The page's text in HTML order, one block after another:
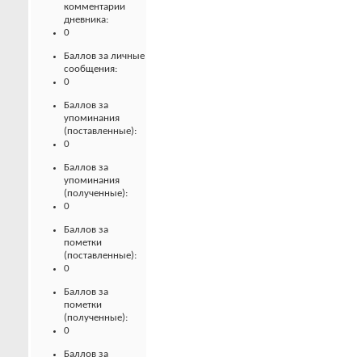
комментарии
дневника:
0
Баллов за личные
сообщения:
0
Баллов за
упоминания
(поставленные):
0
Баллов за
упоминания
(полученные):
0
Баллов за
пометки
(поставленные):
0
Баллов за
пометки
(полученные):
0
Баллов за